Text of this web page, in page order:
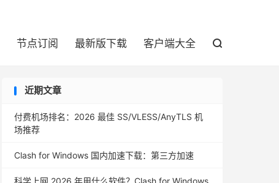
节点订阅 最新版下载 客户端大全 
近期文章
付费机场排名：2026 最佳 SS/VLESS/AnyTLS 机
场推荐
Clash for Windows 国内加速下载：第三方加速
科学上网 2026 年用什么软件？Clash for Windows